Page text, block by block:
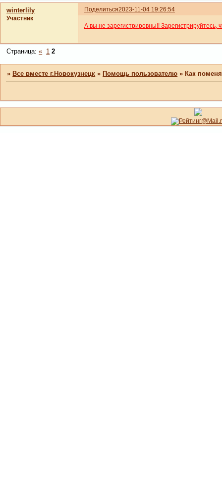
Поделиться2023-11-04 19:26:54
winterlily
Участник
А вы не зарегистрировны!! Зарегистрируйтесь,
Страница:« 1 2
» Все вместе г.Новокузнецк » Помощь пользователю » Как